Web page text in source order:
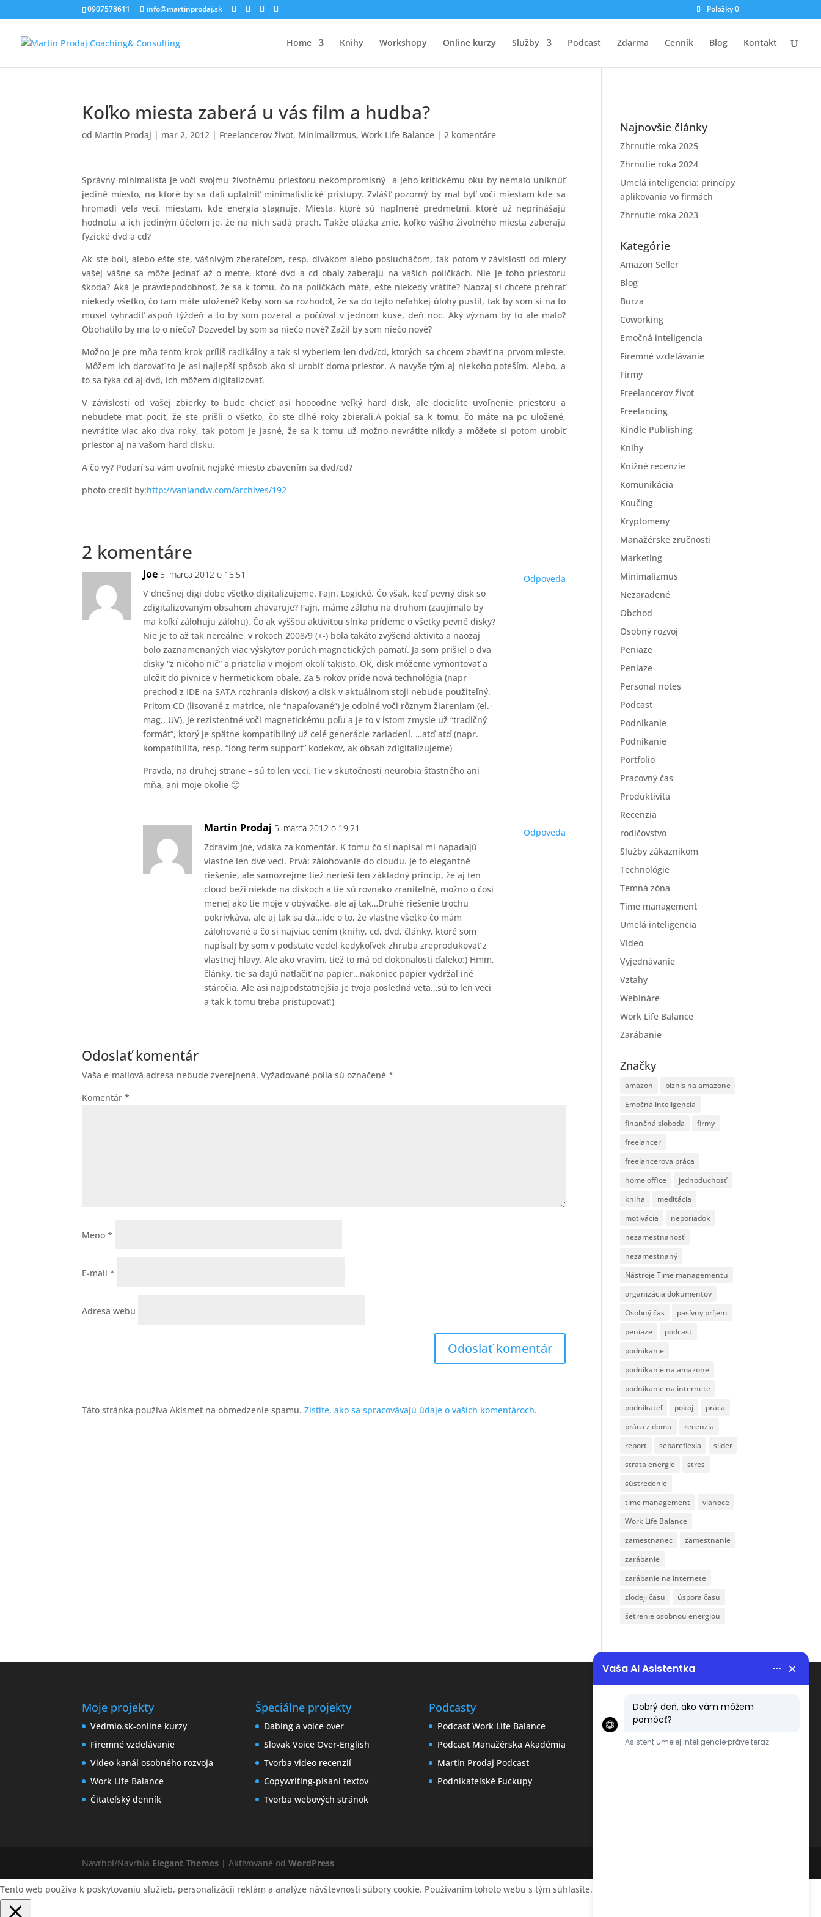
0907578611 info@martinprodaj.sk Položky 0
Home Knihy Workshopy Online kurzy Služby Podcast Zdarma Cenník Blog Kontakt
Koľko miesta zaberá u vás film a hudba?
od Martin Prodaj | mar 2, 2012 | Freelancerov život, Minimalizmus,Work Life Balance |2 komentáre
Správny minimalista je voči svojmu životnému priestoru nekompromisný a jeho kritickému oku by nemalo uniknúť
jediné miesto, na ktoré by sa dali uplatniť minimalistické prístupy. Zvlášť pozorný by mal byť voči miestam kde sa
hromadí veľa vecí, miestam, kde energia stagnuje. Miesta, ktoré sú naplnené predmetmi, ktoré už neprinášajú
hodnotu a ich jediným účelom je, že na nich sadá prach. Takže otázka znie, koľko vášho životného miesta zaberajú
fyzické dvd a cd?
Ak ste boli, alebo ešte ste, vášnivým zberateľom, resp. divákom alebo poslucháčom, tak potom v závislosti od miery
vašej vášne sa môže jednať až o metre, ktoré dvd a cd obaly zaberajú na vašich poličkách. Nie je toho priestoru
škoda? Aká je pravdepodobnosť, že sa k tomu, čo na poličkách máte, ešte niekedy vrátite? Naozaj si chcete prehrať
niekedy všetko, čo tam máte uložené? Keby som sa rozhodol, že sa do tejto neľahkej úlohy pustil, tak by som si na to
musel vyhradiť aspoň týždeň a to by som pozeral a počúval v jednom kuse, deň noc. Aký význam by to ale malo?
Obohatilo by ma to o niečo? Dozvedel by som sa niečo nové? Zažil by som niečo nové?
Možno je pre mňa tento krok príliš radikálny a tak si vyberiem len dvd/cd, ktorých sa chcem zbaviť na prvom mieste.
Môžem ich darovať-to je asi najlepší spôsob ako si urobiť doma priestor. A navyše tým aj niekoho poteším. Alebo, a
to sa týka cd aj dvd, ich môžem digitalizovať.
V závislosti od vašej zbierky to bude chcieť asi hoooodne veľký hard disk, ale docielite uvoľnenie priestoru a
nebudete mať pocit, že ste prišli o všetko, čo ste dlhé roky zbierali.A pokiaľ sa k tomu, čo máte na pc uložené,
nevrátite viac ako dva roky, tak potom je jasné, že sa k tomu už možno nevrátite nikdy a môžete si potom urobiť
priestor aj na vašom hard disku.
A čo vy? Podarí sa vám uvoľniť nejaké miesto zbavením sa dvd/cd?
photo credit by:http://vanlandw.com/archives/192
2 komentáre
Joe 5. marca 2012 o 15:51
V dnešnej digi dobe všetko digitalizujeme. Fajn. Logické. Čo však, keď pevný disk so
zdigitalizovaným obsahom zhavaruje? Fajn, máme zálohu na druhom (zaujímalo by
ma koľkí zálohuju zálohu). Čo ak vyššou aktivitou slnka prídeme o všetky pevné disky?
Nie je to až tak nereálne, v rokoch 2008/9 (+-) bola takáto zvýšená aktivita a naozaj
bolo zaznamenaných viac výskytov porúch magnetických pamätí. Ja som prišiel o dva
disky “z ničoho nič” a priatelia v mojom okolí takisto. Ok, disk môžeme vymontovať a
uložiť do pivnice v hermetickom obale. Za 5 rokov príde nová technológia (napr
prechod z IDE na SATA rozhrania diskov) a disk v aktuálnom stoji nebude použiteľný.
Pritom CD (lisované z matrice, nie “napaľované”) je odolné voči rôznym žiareniam (el.-
mag., UV), je rezistentné voči magnetickému poľu a je to v istom zmysle už “tradičný
formát”, ktorý je spätne kompatibilný už celé generácie zariadení. …atď atď (napr.
kompatibilita, resp. “long term support” kodekov, ak obsah zdigitalizujeme)
Pravda, na druhej strane – sú to len veci. Tie v skutočnosti neurobia šťastného ani
mňa, ani moje okolie 🙂
Odpoveda
Martin Prodaj 5. marca 2012 o 19:21
Zdravim Joe, vdaka za komentár. K tomu čo si napísal mi napadajú
vlastne len dve veci. Prvá: zálohovanie do cloudu. Je to elegantné
riešenie, ale samozrejme tiež nerieši ten základný princíp, že aj ten
cloud beží niekde na diskoch a tie sú rovnako zraniteľné, možno o čosi
menej ako tie moje v obývačke, ale aj tak…Druhé riešenie trochu
pokrivkáva, ale aj tak sa dá…ide o to, že vlastne všetko čo mám
zálohované a čo si najviac cením (knihy, cd, dvd, články, ktoré som
napísal) by som v podstate vedel kedykoľvek zhruba zreprodukovať z
vlastnej hlavy. Ale ako vravím, tiež to má od dokonalosti ďaleko:) Hmm,
články, tie sa dajú natlačiť na papier…nakoniec papier vydržal iné
stáročia. Ale asi najpodstatnejšia je tvoja posledná veta…sú to len veci
a tak k tomu treba pristupovať:)
Odpoveda
Odoslať komentár
Vaša e-mailová adresa nebude zverejnená. Vyžadované polia sú označené*
Komentár*
Meno*
E-mail*
Adresa webu
Táto stránka používa Akismet na obmedzenie spamu.Zistite, ako sa spracovávajú údaje o vašich komentároch.
Najnovšie články
Zhrnutie roka 2025
Zhrnutie roka 2024
Umelá inteligencia: princípy
aplikovania vo firmách
Zhrnutie roka 2023
Kategórie
Amazon Seller
Blog
Burza
Coworking
Emočná inteligencia
Firemné vzdelávanie
Firmy
Freelancerov život
Freelancing
Kindle Publishing
Knihy
Knižné recenzie
Komunikácia
Koučing
Kryptomeny
Manažérske zručnosti
Marketing
Minimalizmus
Nezaradené
Obchod
Osobný rozvoj
Peniaze
Peniaze
Personal notes
Podcast
Podnikanie
Podnikanie
Portfolio
Pracovný čas
Produktivita
Recenzia
rodičovstvo
Služby zákazníkom
Technológie
Temná zóna
Time management
Umelá inteligencia
Video
Vyjednávanie
Vzťahy
Webináre
Work Life Balance
Zarábanie
Značky
amazon
biznis na amazone
Emočná inteligencia
finančná sloboda
firmy
freelancer
freelancerova práca
home office
jednoduchosť
kniha
meditácia
motivácia
neporiadok
nezamestnanosť
nezamestnaný
Nástroje Time managementu
organizácia dokumentov
Osobný čas
pasívny príjem
peniaze
podcast
podnikanie
podnikanie na amazone
podnikanie na internete
podnikateľ
pokoj
práca
práca z domu
recenzia
report
sebareflexia
slider
strata energie
stres
sústredenie
time management
vianoce
Work Life Balance
zamestnanec
zamestnanie
zarábanie
zarábanie na internete
zlodeji času
úspora času
šetrenie osobnou energiou
Moje projekty
Vedmio.sk-online kurzy
Firemné vzdelávanie
Video kanál osobného rozvoja
Work Life Balance
Čitateľský denník
Špeciálne projekty
Dabing a voice over
Slovak Voice Over-English
Tvorba video recenzií
Copywriting-písani textov
Tvorba webových stránok
Podcasty
Podcast Work Life Balance
Podcast Manažérska Akadémia
Martin Prodaj Podcast
Podnikateľské Fuckupy
Obchodné podmienky
Ochrana osobných údajov
Navrhol/Navrhla Elegant Themes | Aktivované odWordPress
Tento web používa k poskytovaniu služieb, personalizácii reklám a analýze návštevnosti súbory cookie. Používaním tohoto webu s tým súhlasíte.